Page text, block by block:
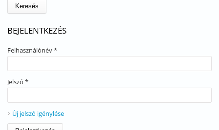
BEJELENTKEZÉS
Felhasználónév*
Jelszó *
Új jelszó igénylése